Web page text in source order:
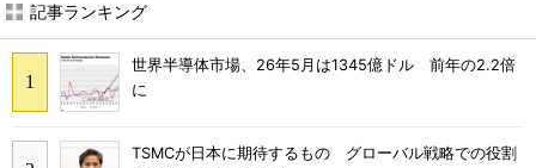
記事ランキング
世界半導体市場、26年5月は1345億ドル 前年の2.2倍
に
TSMCが日本に期待するもの グローバル戦略での役割